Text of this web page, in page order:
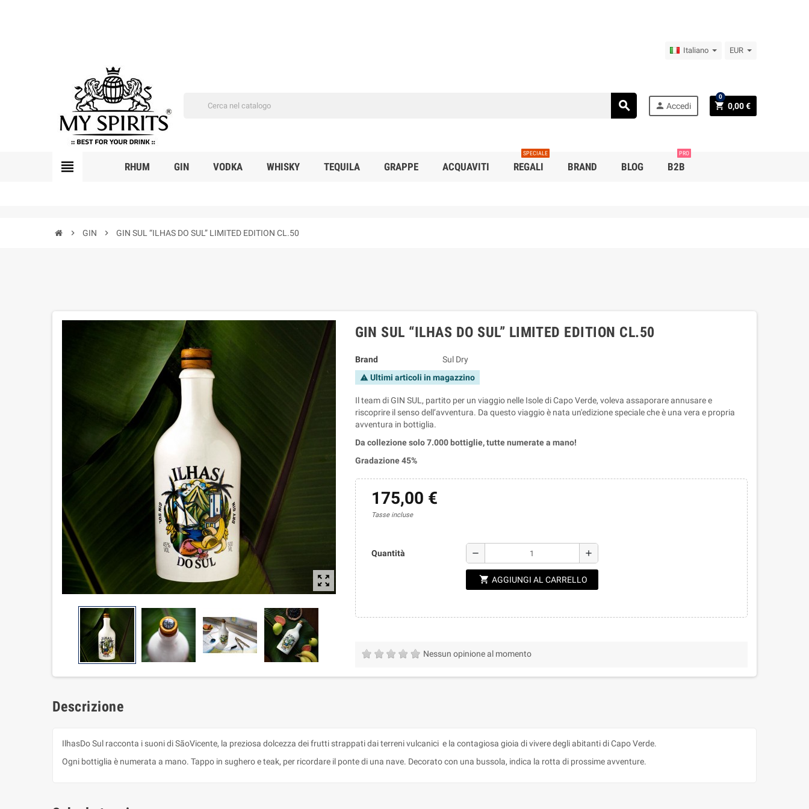
Italiano EUR
search person Accedi shopping_cart 0,00 €
0
view_headline RHUM GIN VODKA WHISKY TEQUILA GRAPPE ACQUAVITI REGALI
SPECIALE
BRAND BLOG B2B
PRO
chevron_right GIN chevron_right GIN SUL “ILHAS DO SUL” LIMITED EDITION CL.50
zoom_out_map
GIN SUL “ILHAS DO SUL” LIMITED EDITION CL.50
Brand Sul Dry
warning Ultimi articoli in magazzino
Il team di GIN SUL, partito per un viaggio nelle Isole di Capo Verde, voleva assaporare annusare e
riscoprire il senso dell’avventura. Da questo viaggio è nata un'edizione speciale che è una vera e propria
avventura in bottiglia.
Da collezione solo 7.000 bottiglie, tutte numerate a mano!
Gradazione 45%
175,00 €
Tasse incluse
Quantità remove add
shopping_cart AGGIUNGI AL CARRELLO
Nessun opinione al momento
Descrizione
IlhasDo Sul racconta i suoni di SãoVicente, la preziosa dolcezza dei frutti strappati dai terreni vulcanici e la contagiosa gioia di vivere degli abitanti di Capo Verde.
Ogni bottiglia è numerata a mano. Tappo in sughero e teak, per ricordare il ponte di una nave. Decorato con una bussola, indica la rotta di prossime avventure.